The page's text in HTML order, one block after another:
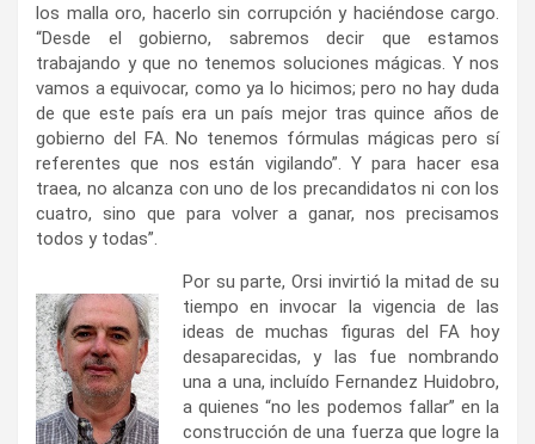
los malla oro, hacerlo sin corrupción y haciéndose cargo.
“Desde el gobierno, sabremos decir que estamos
trabajando y que no tenemos soluciones mágicas. Y nos
vamos a equivocar, como ya lo hicimos; pero no hay duda
de que este país era un país mejor tras quince años de
gobierno del FA. No tenemos fórmulas mágicas pero sí
referentes que nos están vigilando”. Y para hacer esa
traea, no alcanza con uno de los precandidatos ni con los
cuatro, sino que para volver a ganar, nos precisamos
todos y todas”.
Por su parte, Orsi invirtió la mitad de su
tiempo en invocar la vigencia de las
ideas de muchas figuras del FA hoy
desaparecidas, y las fue nombrando
una a una, incluído Fernandez Huidobro,
a quienes “no les podemos fallar” en la
construcción de una fuerza que logre la